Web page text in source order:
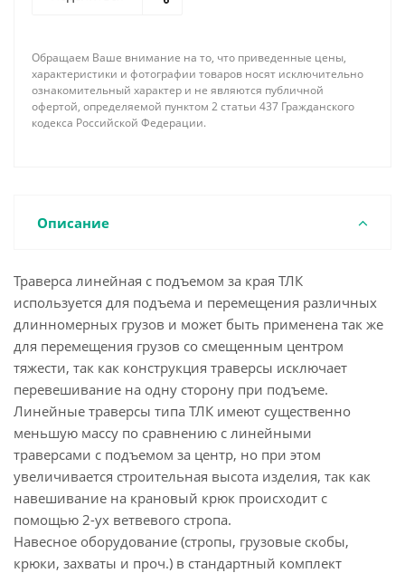
крюки, захваты и проч.) в стандартный комплект
поставки не входят.
По требованию заказчика наша фирма имеет
возможность изготовить линейную траверсу с
грузозахватными устройствами с учетом всех
Обращаем Ваше внимание на то, что приведенные цены,
характеристики и фотографии товаров носят исключительно
ознакомительный характер и не являются публичной
офертой, определяемой пунктом 2 статьи 437 Гражданского
кодекса Российской Федерации.
Описание
Траверса линейная с подъемом за края ТЛК
используется для подъема и перемещения различных
длинномерных грузов и может быть применена так же
для перемещения грузов со смещенным центром
тяжести, так как конструкция траверсы исключает
перевешивание на одну сторону при подъеме.
Линейные траверсы типа ТЛК имеют существенно
меньшую массу по сравнению с линейными
траверсами с подъемом за центр, но при этом
увеличивается строительная высота изделия, так как
навешивание на крановый крюк происходит с
помощью 2-ух ветвевого стропа.
Навесное оборудование (стропы, грузовые скобы,
крюки, захваты и проч.) в стандартный комплект